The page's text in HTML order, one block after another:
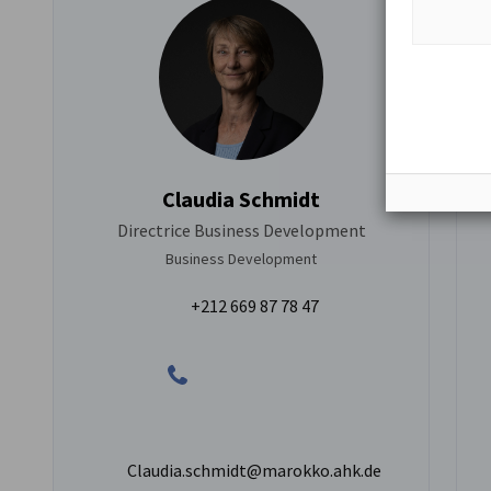
Claudia Schmidt
Directrice Business Development
Business Development
+212 669 87 78 47
Claudia.schmidt@marokko.ahk.de